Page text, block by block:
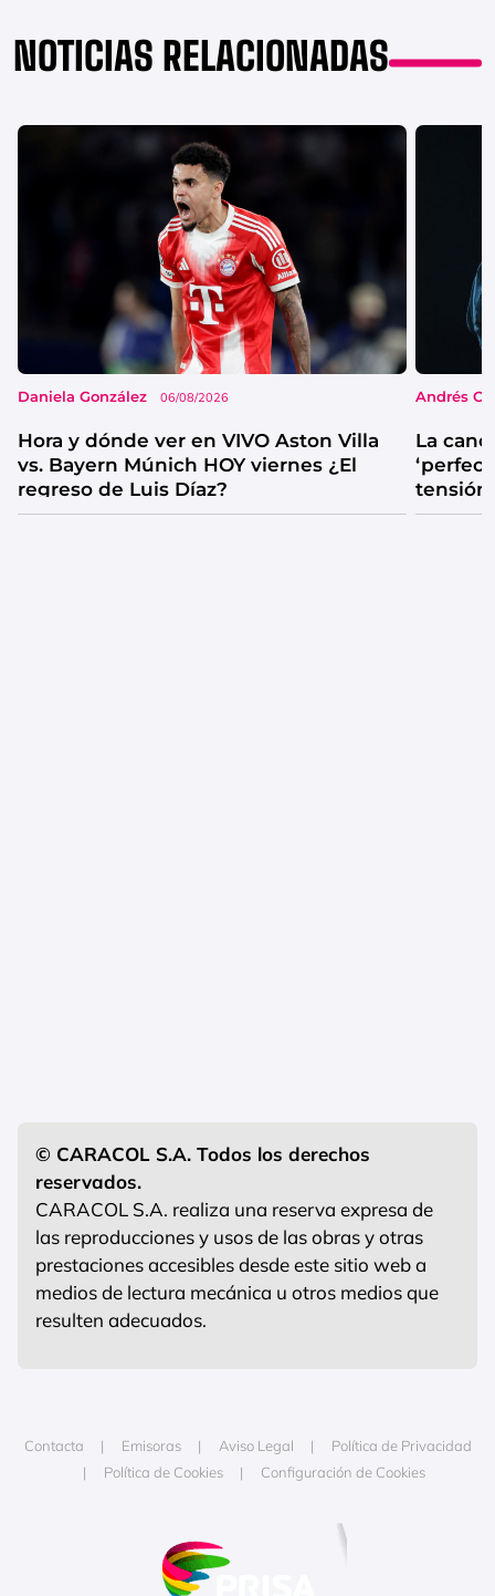
NOTICIAS RELACIONADAS
Daniela González 06/08/2026
Hora y dónde ver en VIVO Aston Villa
vs. Bayern Múnich HOY viernes ¿El
regreso de Luis Díaz?
Andrés
La
tensión
catarsis
© CARACOL S.A. Todos los derechos
reservados.
CARACOL S.A. realiza una reserva expresa de
las reproducciones y usos de las obras y otras
prestaciones accesibles desde este sitio web a
medios de lectura mecánica u otros medios que
resulten adecuados.
Contacta Emisoras Aviso Legal
Política de Privacidad
Política de Cookies
Configuración de Cookies